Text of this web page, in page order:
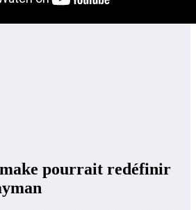
pourrait redéfinir